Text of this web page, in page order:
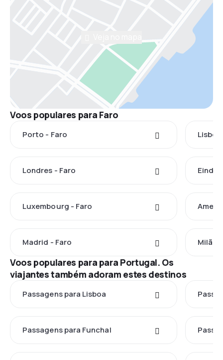
Voos populares para Faro
Porto - Faro
Londres - Faro
Luxembourg - Faro
Madrid - Faro Milão
Voos populares para para Portugal. Os
viajantes também adoram estes destinos
Passagens para Lisboa
Passagens para Funchal